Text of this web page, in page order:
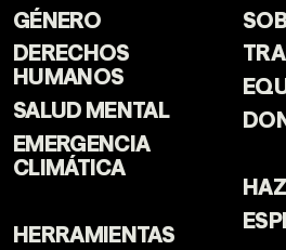
GÉNERO
DERECHOS
HUMANOS
SALUD MENTAL
EMERGENCIA
CLIMÁTICA
HERRAMIENTAS